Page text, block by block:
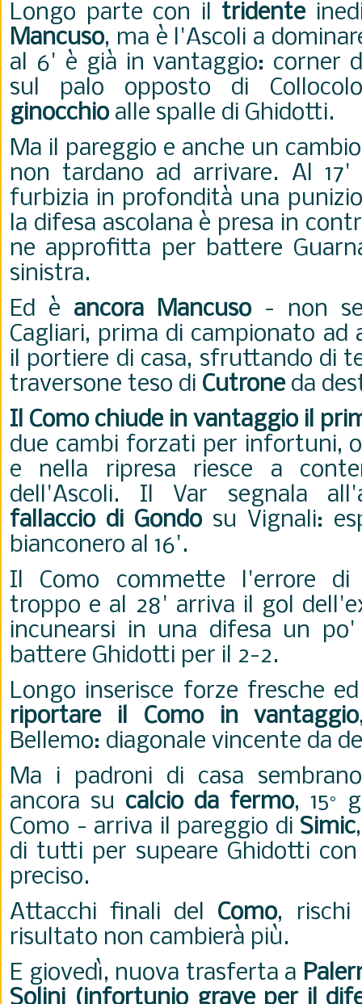
Longo parte con il tridente
Mancuso, ma è l'Ascoli a
al 6' è già in vantaggio: corner
sul palo opposto di
ginocchioalle spalle di Ghidotti.
Ma il pareggio e anche un
non tardano ad arrivare. Al
furbizia in profondità una
la difesa ascolana è presa in
ne approfitta per battere
sinistra.
Ed è ancora Mancuso- non
Cagliari, prima di campionato
il portiere di casa, sfruttando di
traversone teso di Cutroneda
Il Como chiude in vantaggio il
due cambi forzati per infortuni,
e nella ripresa riesce a
dell'Ascoli. Il Var segnala
fallaccio di Gondosu Vignali:
bianconero al 16'.
Il Como commette l'errore di
troppo e al 28' arriva il gol
incunearsi in una difesa un
battere Ghidotti per il 2-2.
Longo inserisce forze fresche
riportare il Como in vantaggio
Bellemo: diagonale vincente da
Ma i padroni di casa
ancora su calcio da fermo, 15°
Como - arriva il pareggio di Simic
di tutti per supeare Ghidotti
preciso.
Attacchi finali del Como, rischi
risultato non cambierà più.
E giovedì, nuova trasferta a
Solini (infortunio grave per il